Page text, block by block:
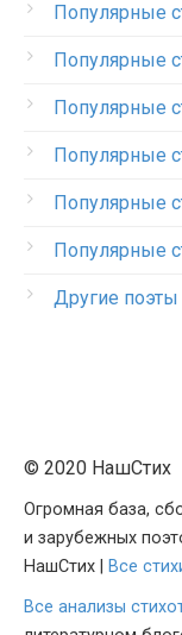
Популярные
Популярные
Популярные
Популярные
Популярные
Популярные
Другие поэты
© 2020 НашСтих
Огромная база,
и зарубежных
НашСтих |
Все
Все анализы